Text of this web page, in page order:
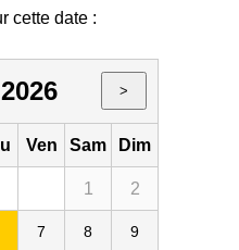
cette date :
>
Ven Sam Dim
1 2
7 8 9